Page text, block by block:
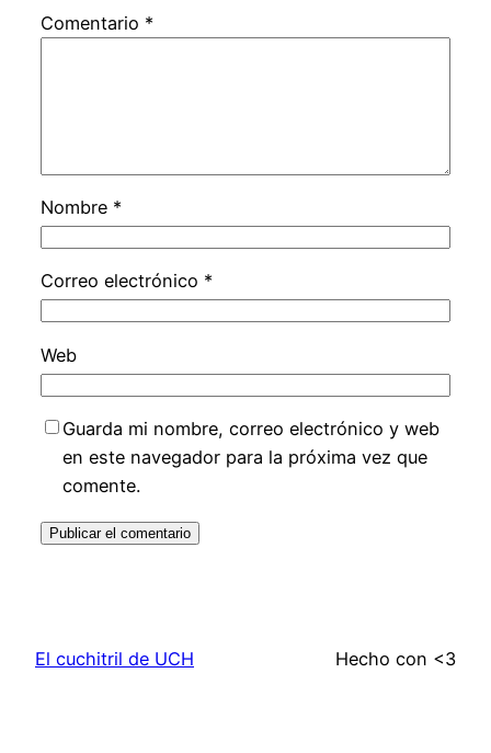
Comentario *
Nombre *
Correo electrónico *
Web
Guarda mi nombre, correo electrónico y web
en este navegador para la próxima vez que
comente.
El cuchitril de UCH Hecho con <3